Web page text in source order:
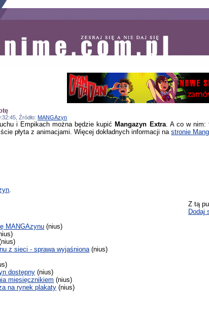
Źródło:MANGAzyn
i Empikach można będzie kupićMangazyn Extra. A co w nim:
płyta z animacjami. Więcej dokładnych informacji nastronie
MANGAzynu (nius)
z sieci - sprawa wyjaśniona (nius)
dostępny (nius)
miesięcznikiem (nius)
na rynek plakaty (nius)
Z tą
Dodaj